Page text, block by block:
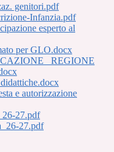
genitori.pdf
Infanzia.pdf
esperto al
per GLO.docx
_REGIONE
e autorizzazione
27.pdf
27.pdf